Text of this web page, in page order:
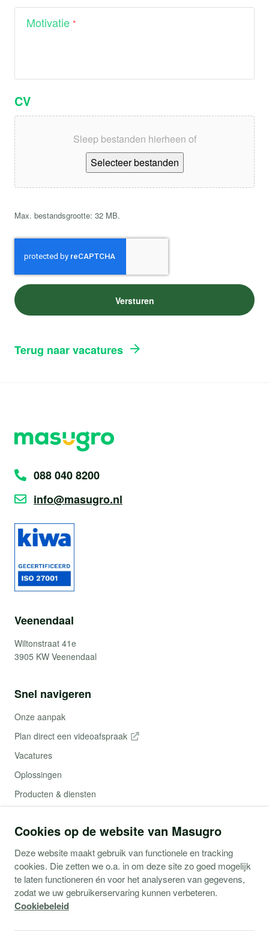
Motivatie
CV
Sleep bestanden hierheen of
Selecteer bestanden
Max. bestandsgrootte: 32 MB.
CAPTCHA
Terug naar vacatures
088 040 8200
info@masugro.nl
Veenendaal
Wiltonstraat 41e
3905 KW Veenendaal
Snel navigeren
Onze aanpak
Plan direct een videoafspraak
Vacatures
Oplossingen
Producten & diensten
Webshop (Copaco)
Support
Service aanvraag
Cookies op de website van Masugro
Deze website maakt gebruik van functionele en tracking
cookies. Die zetten we o.a. in om deze site zo goed mogelijk
te laten functioneren én voor het analyseren van gegevens,
zodat we uw gebruikerservaring kunnen verbeteren.
Cookiebeleid